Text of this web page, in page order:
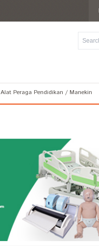
Alat Peraga Pendidikan / Manekin